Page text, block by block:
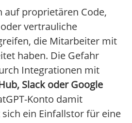
auf proprietären Code,
vertrauliche
die Mitarbeiter mit
haben. Die Gefahr
Integrationen mit
Slack oder Google
Konto damit
ein Einfallstor für eine